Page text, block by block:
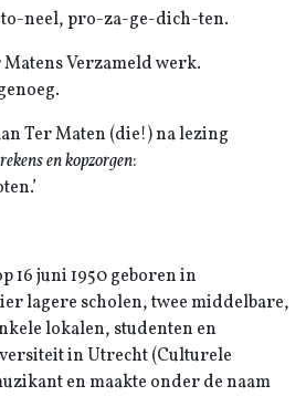
neel, pro-za-ge-dich-ten.
Verzameld werk.
Ter Maten (die!) na lezing
en kopzorgen:
16 juni 1950 geboren in
lagere scholen, twee middelbare,
lokalen, studenten en
in Utrecht (Culturele
en maakte onder de naam